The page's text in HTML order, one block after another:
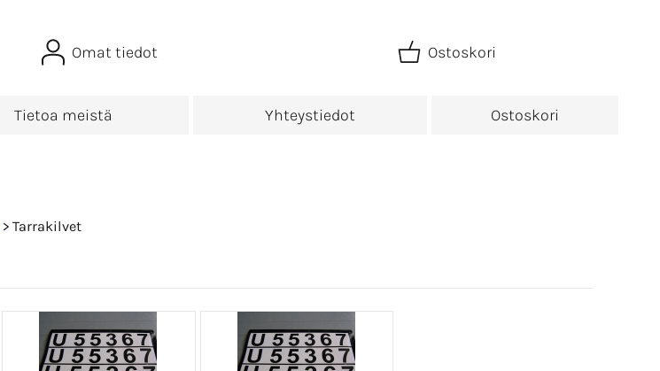
Omat tiedot Ostoskori
Tietoa meistä Yhteystiedot Ostoskori
> Tarrakilvet